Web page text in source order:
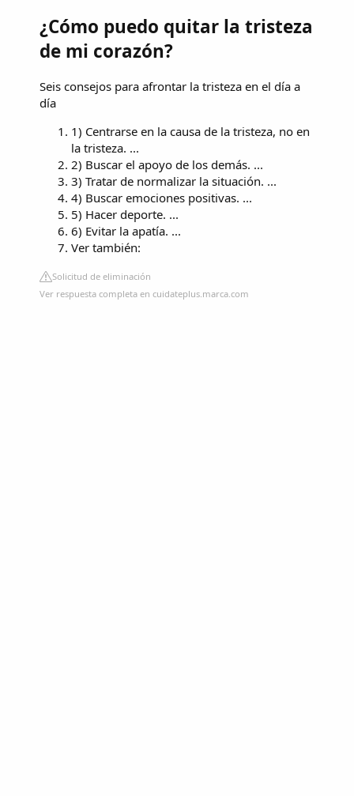
¿Cómo puedo quitar la tristeza
de mi corazón?
Seis consejos para afrontar la tristeza en el día a
día
1) Centrarse en la causa de la tristeza, no en
la tristeza. ...
2) Buscar el apoyo de los demás. ...
3) Tratar de normalizar la situación. ...
4) Buscar emociones positivas. ...
5) Hacer deporte. ...
6) Evitar la apatía. ...
Ver también:
Solicitud de eliminación
Ver respuesta completa en cuidateplus.marca.com